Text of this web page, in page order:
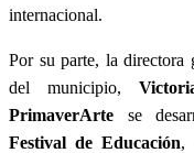
internacional.
Por su parte, la directora
del municipio,
PrimaverArte se
Festival de Educación,